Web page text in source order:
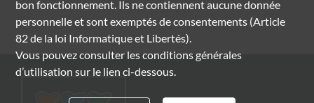
bon fonctionnement. Ils ne contiennent aucune donnée
personnelle et sont exemptés de consentements (Article
82 de la loi Informatique et Libertés).
Vous pouvez consulter les conditions générales
d’utilisation sur le lien ci-dessous.